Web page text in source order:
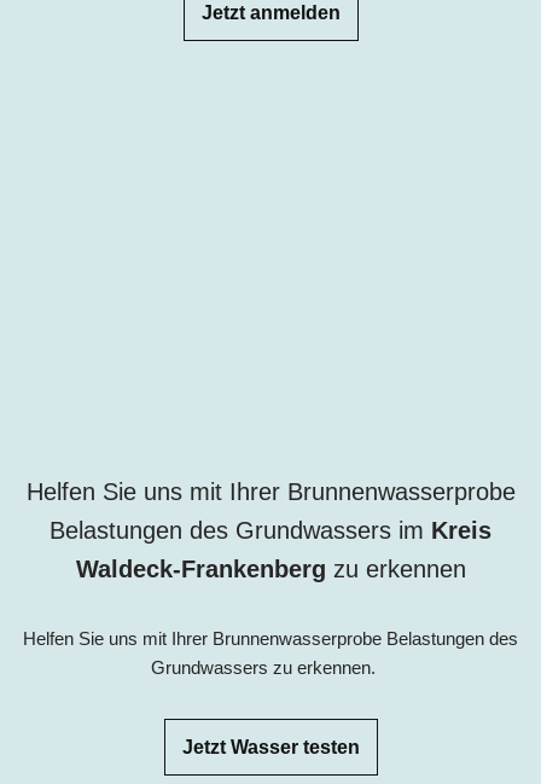
Jetzt anmelden
Helfen Sie uns mit Ihrer Brunnenwasserprobe
Belastungen des Grundwassers im Kreis
Waldeck-Frankenberg zu erkennen
Helfen Sie uns mit Ihrer Brunnenwasserprobe Belastungen des
Grundwassers zu erkennen.
Jetzt Wasser testen